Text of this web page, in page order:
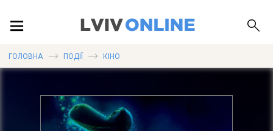
ГОЛОВНА ПОДІЇ КІНО